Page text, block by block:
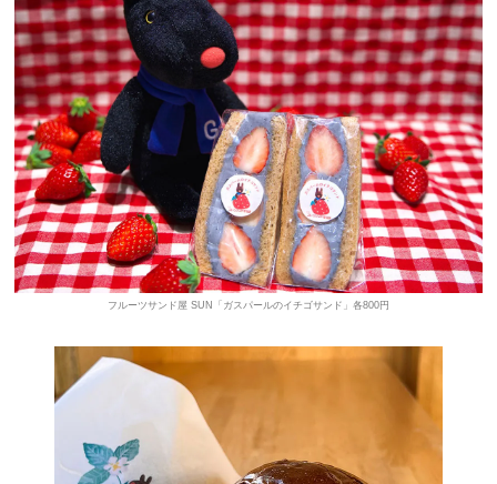
フルーツサンド屋 SUN「ガスパールのイチゴサンド」各800円